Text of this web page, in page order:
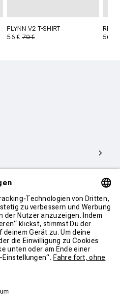
FLYNN V2 T-SHIRT
56 €70 €
56 €